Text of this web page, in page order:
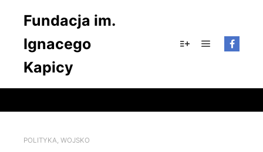
Fundacja im.
Ignacego
Kapicy
POLITYKA, WOJSKO